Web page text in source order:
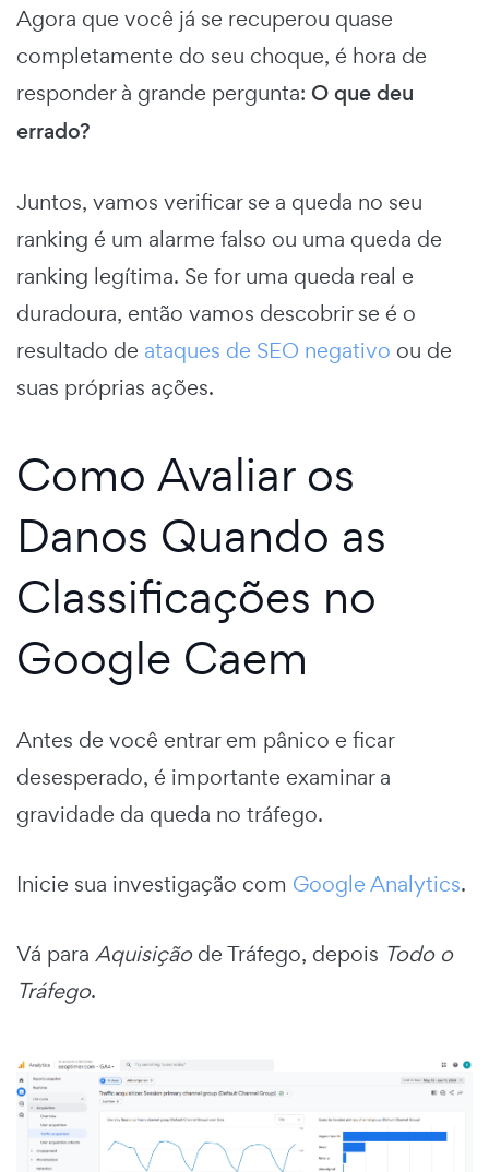
Agora que você já se recuperou quase
completamente do seu choque, é hora de
responder à grande pergunta: O que deu
errado?
Juntos, vamos verificar se a queda no seu
ranking é um alarme falso ou uma queda de
ranking legítima. Se for uma queda real e
duradoura, então vamos descobrir se é o
resultado de ataques de SEO negativo ou de
suas próprias ações.
Como Avaliar os
Danos Quando as
Classificações no
Google Caem
Antes de você entrar em pânico e ficar
desesperado, é importante examinar a
gravidade da queda no tráfego.
Inicie sua investigação com Google Analytics.
Vá para Aquisiçãode Tráfego, depois Todo o
Tráfego.